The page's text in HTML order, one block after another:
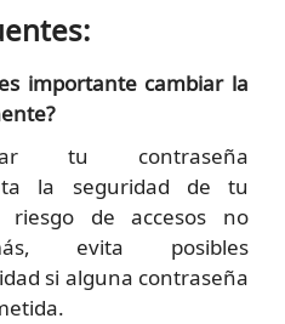
importante cambiar la
tu contraseña
la seguridad de tu
de accesos no
evita posibles
si alguna contraseña